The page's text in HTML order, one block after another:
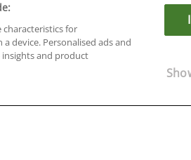
Cursos en Tarragona
Cursos en Tenerife
Cursos en Toledo
Cursos en Zaragoza
characteristics for
device. Personalised ads and
and product